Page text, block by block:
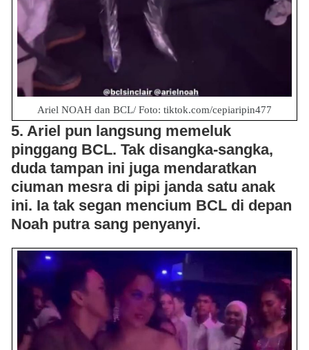
Ariel NOAH dan BCL/ Foto: tiktok.com/cepiaripin477
5. Ariel pun langsung memeluk
pinggang BCL. Tak disangka-sangka,
duda tampan ini juga mendaratkan
ciuman mesra di pipi janda satu anak
ini. Ia tak segan mencium BCL di depan
Noah putra sang penyanyi.